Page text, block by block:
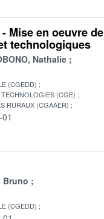
Mise en oeuvre de
technologiques
Nathalie
(CGEDD)
(CGE)
RURAUX (CGAAER)
Bruno
(CGEDD)